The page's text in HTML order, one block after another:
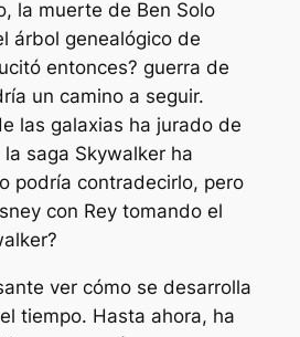
la muerte de Ben Solo
árbol genealógico de
entonces? guerra de
un camino a seguir.
las galaxias ha jurado de
saga Skywalker ha
podría contradecirlo, pero
con Rey tomando el
ver cómo se desarrolla
tiempo. Hasta ahora, ha